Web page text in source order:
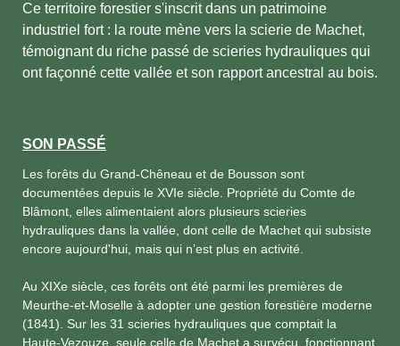
Ce territoire forestier s'inscrit dans un patrimoine
industriel fort : la route mène vers la scierie de Machet,
témoignant du riche passé de scieries hydrauliques qui
ont façonné cette vallée et son rapport ancestral au bois.
SON PASSÉ
Les forêts du Grand-Chêneau et de Bousson sont
documentées depuis le XVIe siècle. Propriété du Comte de
Blâmont, elles alimentaient alors plusieurs scieries
hydrauliques dans la vallée, dont celle de Machet qui subsiste
encore aujourd'hui, mais qui n’est plus en activité.
Au XIXe siècle, ces forêts ont été parmi les premières de
Meurthe-et-Moselle à adopter une gestion forestière moderne
(1841). Sur les 31 scieries hydrauliques que comptait la
Haute-Vezouze, seule celle de Machet a survécu, fonctionnant